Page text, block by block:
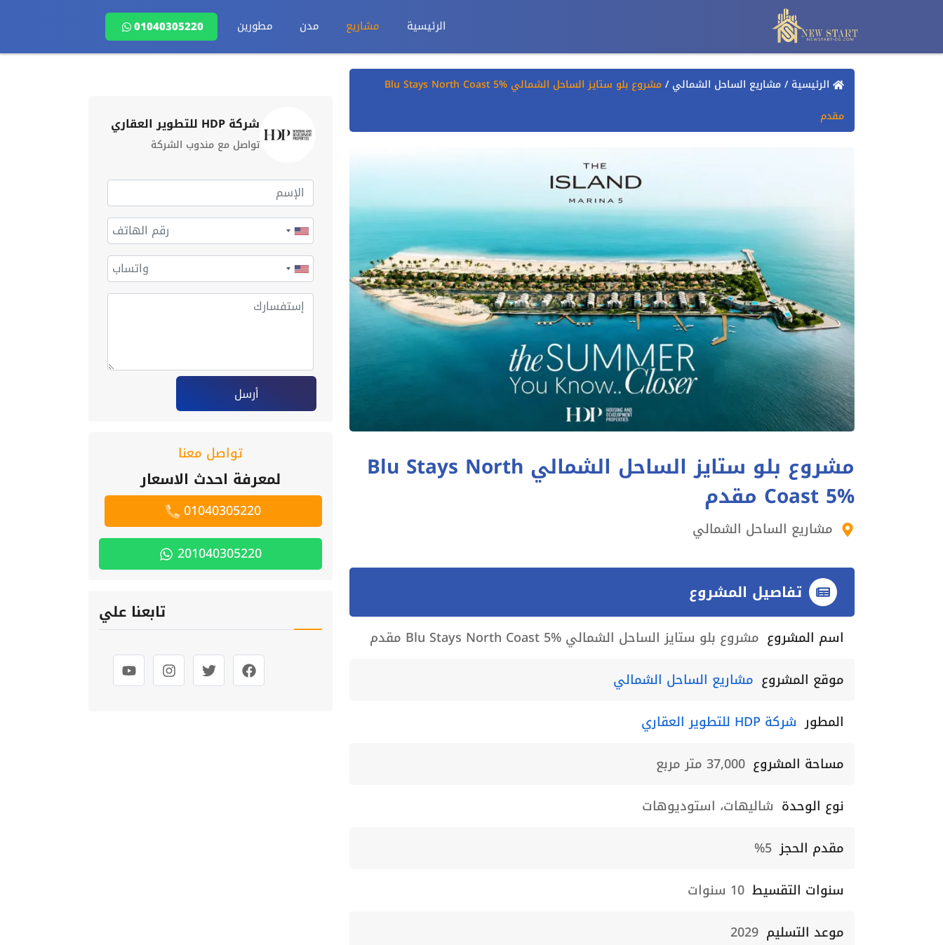
الرئيسية مشاريع مدن مطورين 01040305220
الرئيسية /مشاريع الساحل الشمالي /
مشروع بلو ستايز الساحل الشمالي Blu Stays North Coast 5%
مقدم
مشروع بلو ستايز الساحل الشمالي Blu Stays North
Coast 5% مقدم
مشاريع الساحل الشمالي
تفاصيل المشروع
اسم المشروع مشروع بلو ستايز الساحل الشمالي Blu Stays North Coast 5% مقدم
موقع المشروع مشاريع الساحل الشمالي
المطور شركة HDP للتطوير العقاري
مساحة المشروع 37,000 متر مربع
نوع الوحدة شاليهات، استوديوهات
مقدم الحجز 5%
سنوات التقسيط 10 سنوات
موعد التسليم 2029
شركة HDP للتطوير العقاري
تواصل مع مندوب الشركة
أرسل
تواصل معنا
لمعرفة احدث الاسعار
01040305220
201040305220
تابعنا علي